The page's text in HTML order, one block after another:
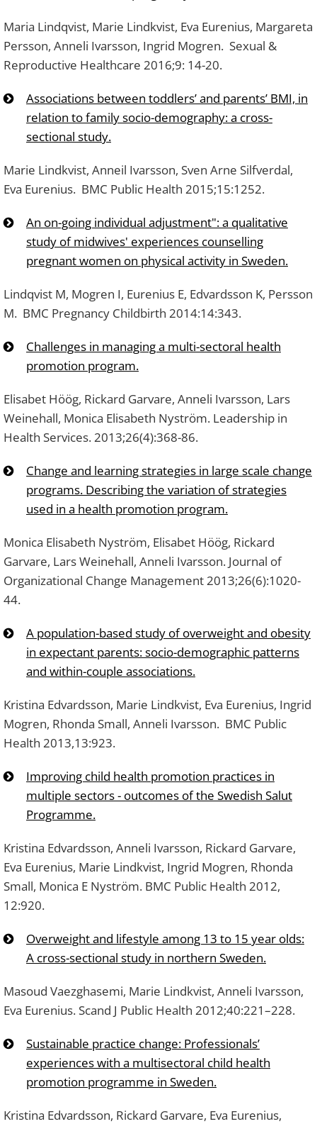
Maria Lindqvist, Marie Lindkvist, Eva Eurenius, Margareta
Persson, Anneli Ivarsson, Ingrid Mogren. Sexual &
Reproductive Healthcare 2016;9: 14-20.
Associations between toddlers’ and parents’ BMI, in
relation to family socio-demography: a cross-
sectional study.
Marie Lindkvist, Anneil Ivarsson, Sven Arne Silfverdal,
Eva Eurenius. BMC Public Health 2015;15:1252.
An on-going individual adjustment": a qualitative
study of midwives' experiences counselling
pregnant women on physical activity in Sweden.
Lindqvist M, Mogren I, Eurenius E, Edvardsson K, Persson
M. BMC Pregnancy Childbirth 2014:14:343.
Challenges in managing a multi-sectoral health
promotion program.
Elisabet Höög, Rickard Garvare, Anneli Ivarsson, Lars
Weinehall, Monica Elisabeth Nyström. Leadership in
Health Services. 2013;26(4):368-86.
Change and learning strategies in large scale change
programs. Describing the variation of strategies
used in a health promotion program.
Monica Elisabeth Nyström, Elisabet Höög, Rickard
Garvare, Lars Weinehall, Anneli Ivarsson. Journal of
Organizational Change Management 2013;26(6):1020-
44.
A population-based study of overweight and obesity
in expectant parents: socio-demographic patterns
and within-couple associations.
Kristina Edvardsson, Marie Lindkvist, Eva Eurenius, Ingrid
Mogren, Rhonda Small, Anneli Ivarsson. BMC Public
Health 2013,13:923.
Improving child health promotion practices in
multiple sectors - outcomes of the Swedish Salut
Programme.
Kristina Edvardsson, Anneli Ivarsson, Rickard Garvare,
Eva Eurenius, Marie Lindkvist, Ingrid Mogren, Rhonda
Small, Monica E Nyström. BMC Public Health 2012,
12:920.
Overweight and lifestyle among 13 to 15 year olds:
A cross-sectional study in northern Sweden.
Masoud Vaezghasemi, Marie Lindkvist, Anneli Ivarsson,
Eva Eurenius. Scand J Public Health 2012;40:221–228.
Sustainable practice change: Professionals’
experiences with a multisectoral child health
promotion programme in Sweden.
Kristina Edvardsson, Rickard Garvare, Eva Eurenius,